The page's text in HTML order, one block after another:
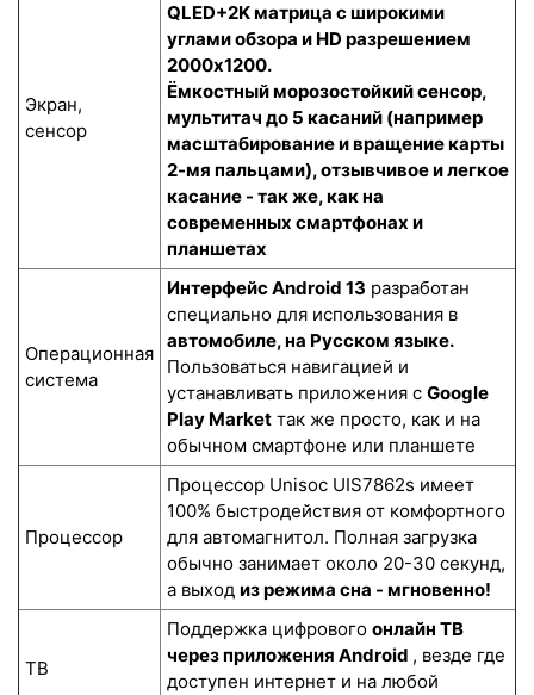
Экран,
сенсор
QLED+2K матрица с широкими
углами обзора и HD разрешением
2000x1200.
Ёмкостный морозостойкий сенсор,
мультитач до 5 касаний (например
масштабирование и вращение карты
2-мя пальцами), отзывчивое и легкое
касание - так же, как на
современных смартфонах и
планшетах
Операционная
система
Интерфейс Android 13 разработан
специально для использования в
автомобиле, на Русском языке.
Пользоваться навигацией и
устанавливать приложения с Google
Play Market так же просто, как и на
обычном смартфоне или планшете
Процессор
Процессор Unisoc UIS7862s имеет
100% быстродействия от комфортного
для автомагнитол. Полная загрузка
обычно занимает около 20-30 секунд,
а выход из режима сна - мгновенно!
ТВ
Поддержка цифрового онлайн ТВ
через приложения Android , везде где
доступен интернет и на любой